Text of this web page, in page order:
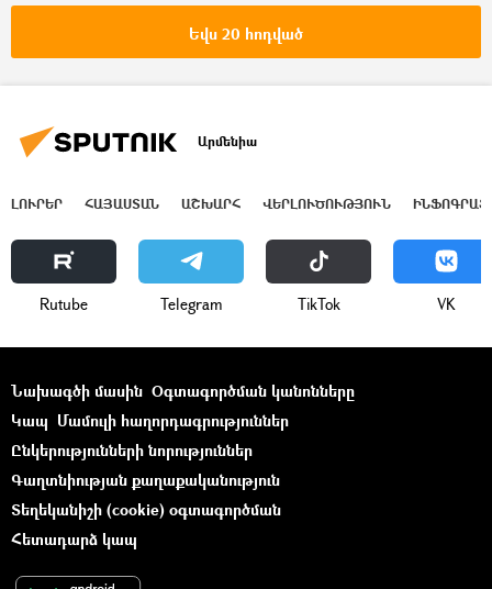
Եվս 20 հոդված
Արմենիա
ԼՈՒՐԵՐ ՀԱՅԱՍՏԱՆ ԱՇԽԱՐՀ ՎԵՐԼՈՒԾՈՒԹՅՈՒՆ
Rutube Telegram ТikТоk VK
Նախագծի մասին Օգտագործման կանոնները
Կապ Մամուլի հաղորդագրություններ
Ընկերությունների նորություններ
Գաղտնիության քաղաքականություն
Տեղեկանիշի (cookie) օգտագործման
Հետադարձ կապ